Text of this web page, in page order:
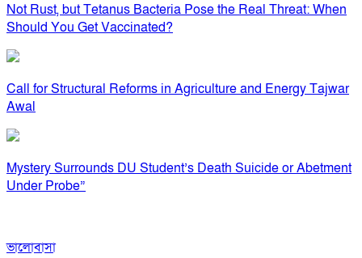
Not Rust, but Tetanus Bacteria Pose the Real Threat: When
Should You Get Vaccinated?
Call for Structural Reforms in Agriculture and Energy Tajwar
Awal
Mystery Surrounds DU Student’s Death Suicide or Abetment
Under Probe”
ভালোবাসা